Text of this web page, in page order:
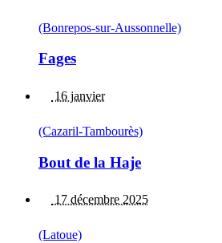
(Bonrepos-sur-Aussonnelle)
Fages
16 janvier
(Cazaril-Tambourès)
Bout de la Haje
17 décembre 2025
(Latoue)